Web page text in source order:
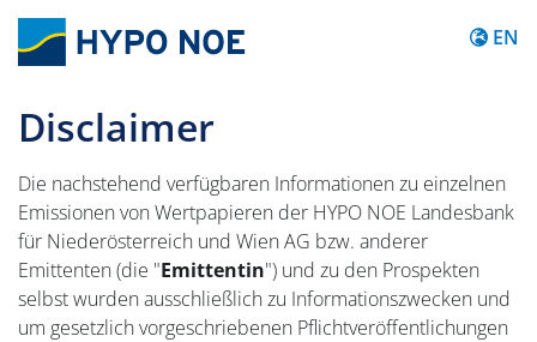
EN
Disclaimer
Die nachstehend verfügbaren Informationen zu einzelnen
Emissionen von Wertpapieren der HYPO NOE Landesbank
für Niederösterreich und Wien AG bzw. anderer
Emittenten (die "Emittentin") und zu den Prospekten
selbst wurden ausschließlich zu Informationszwecken und
um gesetzlich vorgeschriebenen Pflichtveröffentlichungen